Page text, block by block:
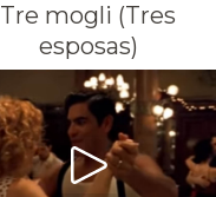
Tre mogli (Tres
esposas)